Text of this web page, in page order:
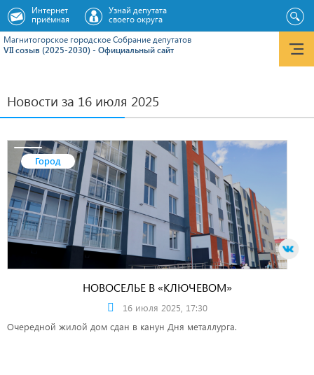
Магнитогорское городское Cобрание депутатов
VII созыв (2025-2030) - Официальный сайт
Интернет
приёмная
Узнай депутата
своего округа
Новости за 16 июля 2025
Город
НОВОСЕЛЬЕ В «КЛЮЧЕВОМ»
16 июля 2025, 17:30
Очередной жилой дом сдан в канун Дня металлурга.